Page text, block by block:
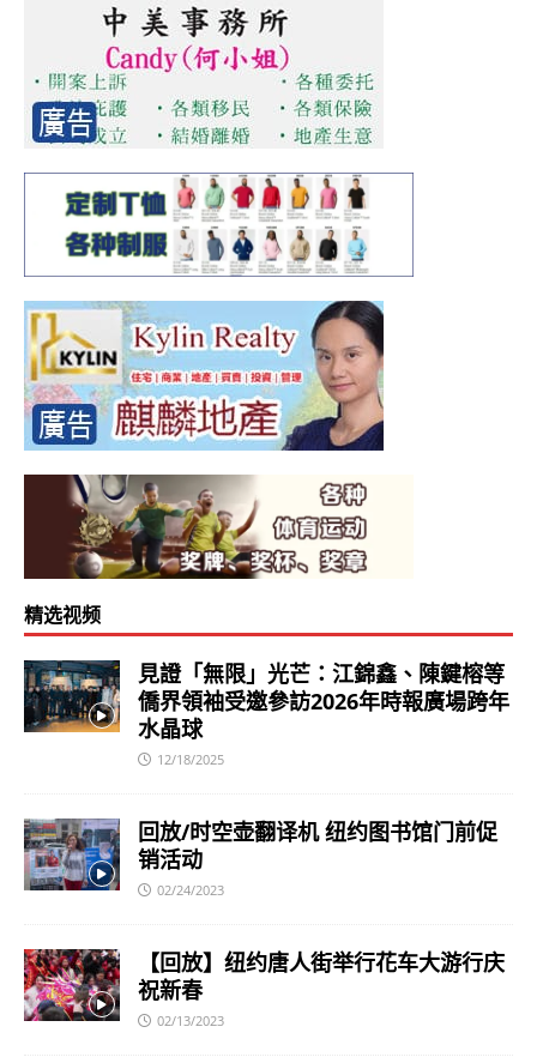
精选视频
見證「無限」光芒：江錦鑫、陳鍵榕等
僑界領袖受邀參訪2026年時報廣場跨年
水晶球
12/18/2025
回放/时空壶翻译机 纽约图书馆门前促
销活动
02/24/2023
【回放】纽约唐人街举行花车大游行庆
祝新春
02/13/2023